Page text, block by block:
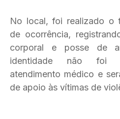
No local, foi realizado o
de ocorrência,
corporal e posse de
identidade não foi
atendimento médico e
de apoio às vítimas de